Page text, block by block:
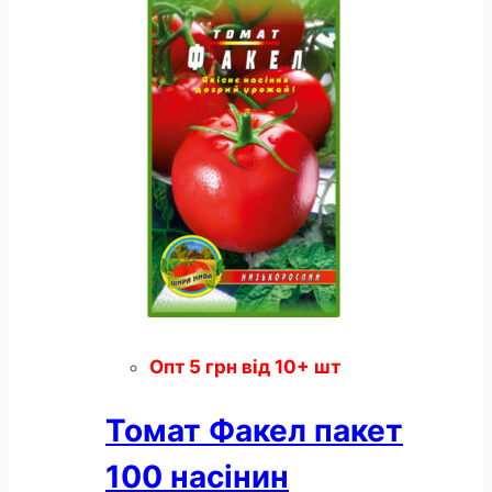
Опт 5 грн від 10+ шт
Томат Факел пакет
100 насінин